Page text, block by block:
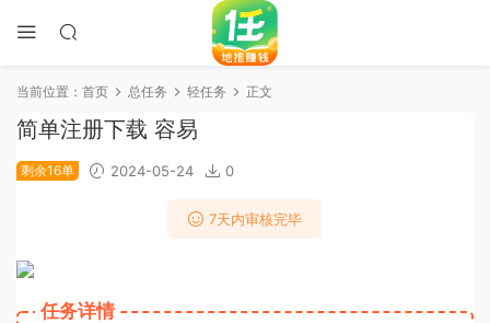
当前位置： 首页 总任务 轻任务 正文
简单注册下载 容易
剩余16单 2024-05-24 0
7天内审核完毕
任务详情